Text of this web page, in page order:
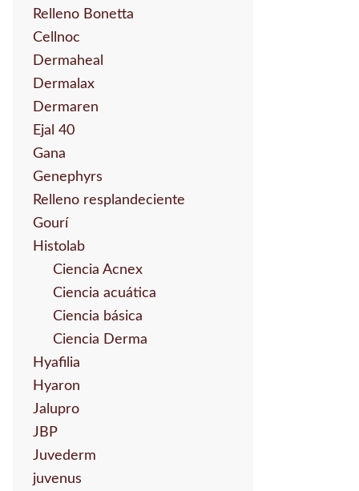
Relleno Bonetta
Cellnoc
Dermaheal
Dermalax
Dermaren
Ejal 40
Gana
Genephyrs
Relleno resplandeciente
Gourí
Histolab
Ciencia Acnex
Ciencia acuática
Ciencia básica
Ciencia Derma
Hyafilia
Hyaron
Jalupro
JBP
Juvederm
juvenus